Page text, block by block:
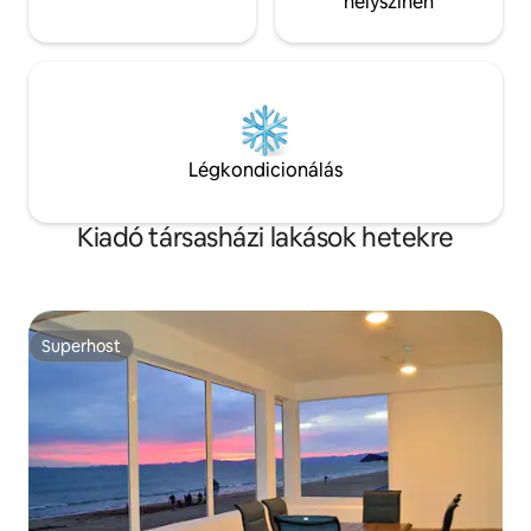
Légkondicionálás
Kiadó társasházi lakások hetekre
Superhost
Superhost